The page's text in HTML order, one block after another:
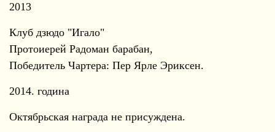
2013
Клуб дзюдо "Игало"
Протоиерей Радоман барабан,
Победитель Чартера: Пер Ярле Эриксен.
2014. година
Октябрьская награда не присуждена.